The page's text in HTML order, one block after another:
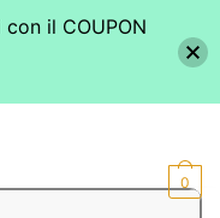
0
il COUPON